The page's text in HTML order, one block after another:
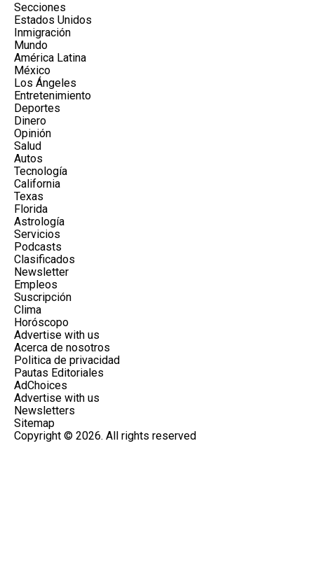
Secciones
Estados Unidos
Inmigración
Mundo
América Latina
México
Los Ángeles
Entretenimiento
Deportes
Dinero
Opinión
Salud
Autos
Tecnología
California
Texas
Florida
Astrología
Servicios
Podcasts
Clasificados
Newsletter
Empleos
Suscripción
Clima
Horóscopo
Advertise with us
Acerca de nosotros
Politica de privacidad
Pautas Editoriales
AdChoices
Advertise with us
Newsletters
Sitemap
Copyright © 2026. All rights reserved